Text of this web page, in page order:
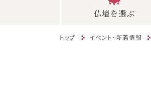
仏壇を選ぶ
トップ イベント・新着情報